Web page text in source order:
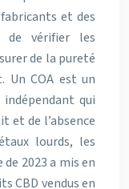
et des
de vérifier les
de la pureté
Un COA est un
qui
et de l’absence
lourds, les
2023 a mis en
CBD vendus en